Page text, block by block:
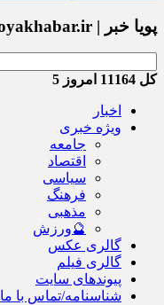
پویا خبر | pooyakhabar.ir
کل امروز 5
اخبار
ویژه خبری
جامعه
اقتصاد
سیاسی
فرهنگ
مذهبی
🔮ورزش
گالری عکس
گالری فیلم
پیوندهای سایت
شناسنامه/تماس با ما